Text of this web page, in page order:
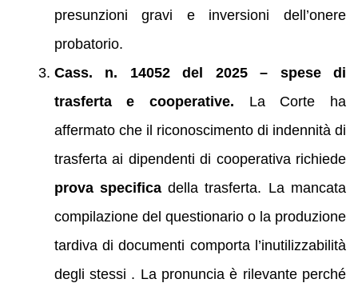
presunzioni gravi e inversioni dell’onere
probatorio.
Cass. n. 14052 del 2025 – spese di
trasferta e cooperative. La Corte ha
affermato che il riconoscimento di indennità di
trasferta ai dipendenti di cooperativa richiede
prova specificadella trasferta. La mancata
compilazione del questionario o la produzione
tardiva di documenti comporta l’inutilizzabilità
degli stessi . La pronuncia è rilevante perché